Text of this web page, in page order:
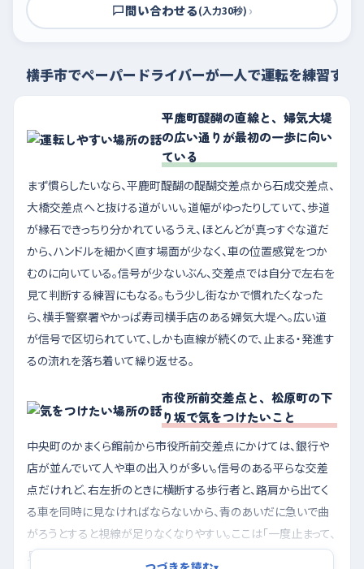
問い合わせる(入力30秒) ›
横手市でペーパードライバーが一人で運転を練習する
平鹿町醍醐の直線と、婦気大堤
の広い通りが最初の一歩に向い
ている
まず慣らしたいなら、平鹿町醍醐の醍醐交差点から石成交差点、
大橋交差点へと抜ける道がいい。道幅がゆったりしていて、歩道
が縁石できっちり分かれているうえ、ほとんどが真っすぐな道だ
から、ハンドルを細かく直す場面が少なく、車の位置感覚をつか
むのに向いている。信号が少ないぶん、交差点では自分で左右を
見て判断する練習にもなる。もう少し街なかで慣れたくなった
ら、横手警察署やかっぱ寿司横手店のある婦気大堤へ。広い道
が信号で区切られていて、しかも直線が続くので、止まる・発進す
るの流れを落ち着いて繰り返せる。
市役所前交差点と、松原町の下
り坂で気をつけたいこと
中央町のかまくら館前から市役所前交差点にかけては、銀行や
店が並んでいて人や車の出入りが多い。信号のある平らな交差
点だけれど、右左折のときに横断する歩行者と、路肩から出てく
る車を同時に見なければならないから、青のあいだに急いで曲
がろうとすると視線が足りなくなりやすい。ここは「一度止まって、
見てから曲がる」くらいで十分。もうひとつは松原町、セブンイレ